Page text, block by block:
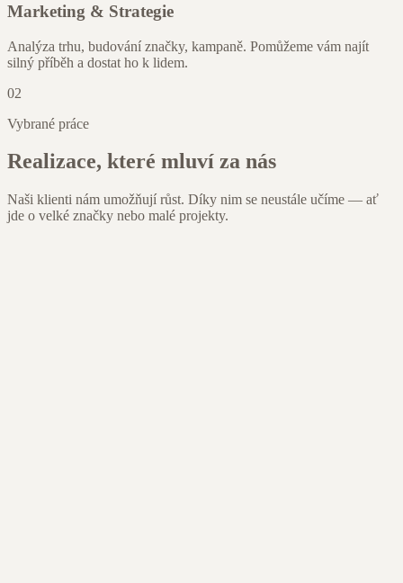
Marketing & Strategie
Analýza trhu, budování značky, kampaně. Pomůžeme vám najít
silný příběh a dostat ho k lidem.
02
Vybrané práce
Realizace, které mluví za nás
Naši klienti nám umožňují růst. Díky nim se neustále učíme — ať
jde o velké značky nebo malé projekty.